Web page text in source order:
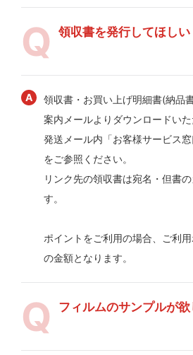
領収書を発行してほしい
領収書・お買い上げ明細書(納品
案内メールよりダウンロードいた
発送メール内「お客様サービス
をご参照ください。
リンク先の領収書は宛名・但書
す。
ポイントをご利用の場合、ご利
の金額となります。
フィルムのサンプルが